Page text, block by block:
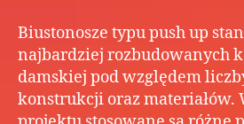
Biustonosze typu push up
najbardziej rozbudowanych
damskiej pod względem
konstrukcji oraz materiałów.